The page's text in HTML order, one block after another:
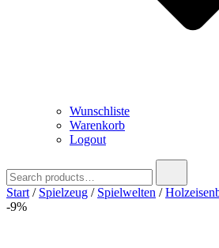
Wunschliste
Warenkorb
Logout
for:
Start / Spielzeug / Spielwelten /
-9%